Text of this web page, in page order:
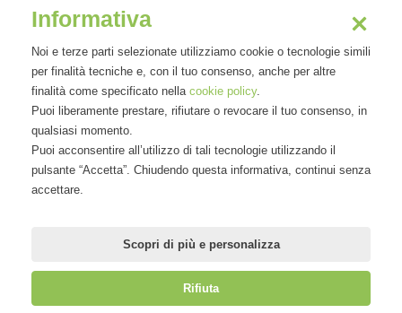
Senior Manager Business Development at
PayPal
Gero Kummer has been Senior Manager
Business Development at PayPal since April
2014. In this role, he manages PayPal’s
Informativa
Noi e terze parti selezionate utilizziamo cookie o tecnologie simili
per finalità tecniche e, con il tuo consenso, anche per altre
finalità come specificato nella cookie policy.
Puoi liberamente prestare, rifiutare o revocare il tuo consenso, in
qualsiasi momento.
Puoi acconsentire all’utilizzo di tali tecnologie utilizzando il
pulsante “Accetta”. Chiudendo questa informativa, continui senza
accettare.
Scopri di più e personalizza
Rifiuta